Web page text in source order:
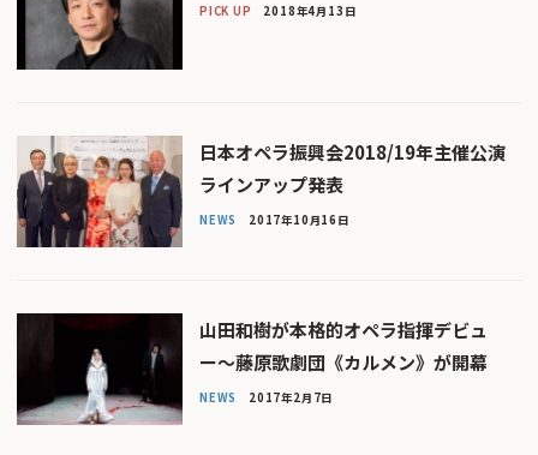
PICK UP 2018年4月13日
日本オペラ振興会2018/19年主催公演
ラインアップ発表
NEWS 2017年10月16日
山田和樹が本格的オペラ指揮デビュ
ー〜藤原歌劇団《カルメン》が開幕
NEWS 2017年2月7日